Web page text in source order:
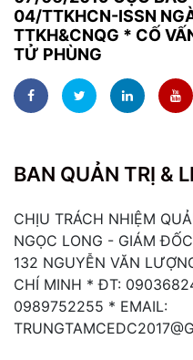
04/TTKHCN-ISSN
TTKH&CNQG * CỐ
TỬ PHÙNG
BAN QUẢN TRỊ &
CHỊU TRÁCH NHIỆM
NGỌC LONG - GIÁM
132 NGUYỄN VĂN
CHÍ MINH * ĐT:
0989752255 * EMAIL: